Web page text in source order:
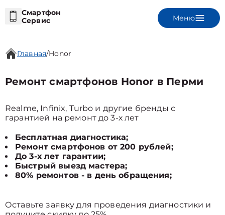
Смартфон
Сервис
Меню
Главная/Honor
Ремонт смартфонов Honor в Перми
Realme, Infinix, Turbo и другие бренды с
гарантией на ремонт до 3-х лет
Бесплатная диагностика;
Ремонт смартфонов от 200 рублей;
До 3-х лет гарантии;
Быстрый выезд мастера;
80% ремонтов - в день обращения;
Оставьте заявку для проведения диагностики и